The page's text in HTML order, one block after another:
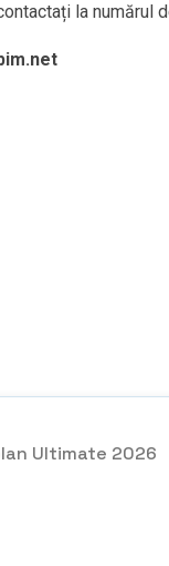
la numărul
Ultimate 2026